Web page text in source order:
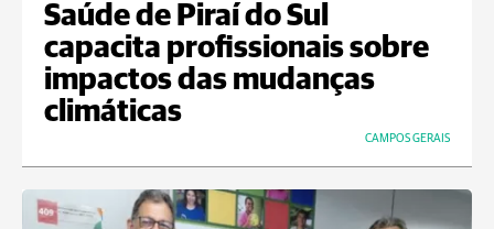
Saúde de Piraí do Sul
capacita profissionais sobre
impactos das mudanças
climáticas
CAMPOS GERAIS